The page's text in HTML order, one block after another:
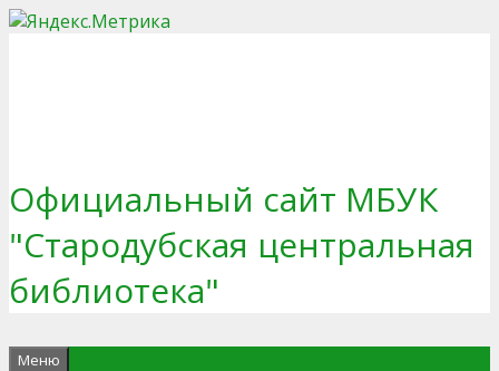
Официальный сайт МБУК
"Стародубская центральная
библиотека"
Меню